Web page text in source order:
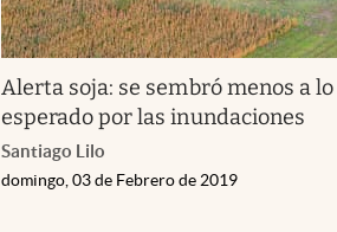
Alerta soja: se sembró menos a lo
esperado por las inundaciones
Santiago Lilo
domingo, 03 de Febrero de 2019